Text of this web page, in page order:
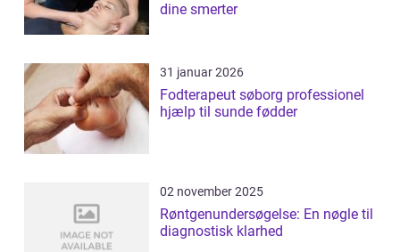
dine smerter
31 januar 2026
Fodterapeut søborg professionel
hjælp til sunde fødder
02 november 2025
Røntgenundersøgelse: En nøgle til
diagnostisk klarhed